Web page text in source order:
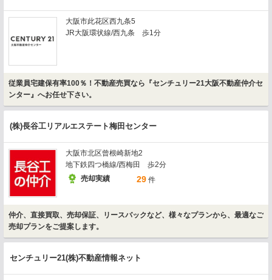
大阪市此花区西九条5
JR大阪環状線/西九条 歩1分
従業員宅建保有率100％！不動産売買なら『センチュリー21大阪不動産仲介セ
ンター』へお任せ下さい。
(株)長谷工リアルエステート梅田センター
大阪市北区曾根崎新地2
地下鉄四つ橋線/西梅田 歩2分
売却実績
29 件
仲介、直接買取、売却保証、リースバックなど、様々なプランから、最適なご
売却プランをご提案します。
センチュリー21(株)不動産情報ネット